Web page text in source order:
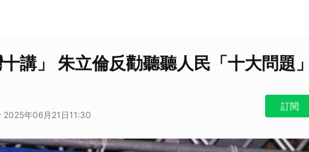
講」 朱立倫反勸聽聽人民「十大問題」
2025年06月21日11:30
訂閱